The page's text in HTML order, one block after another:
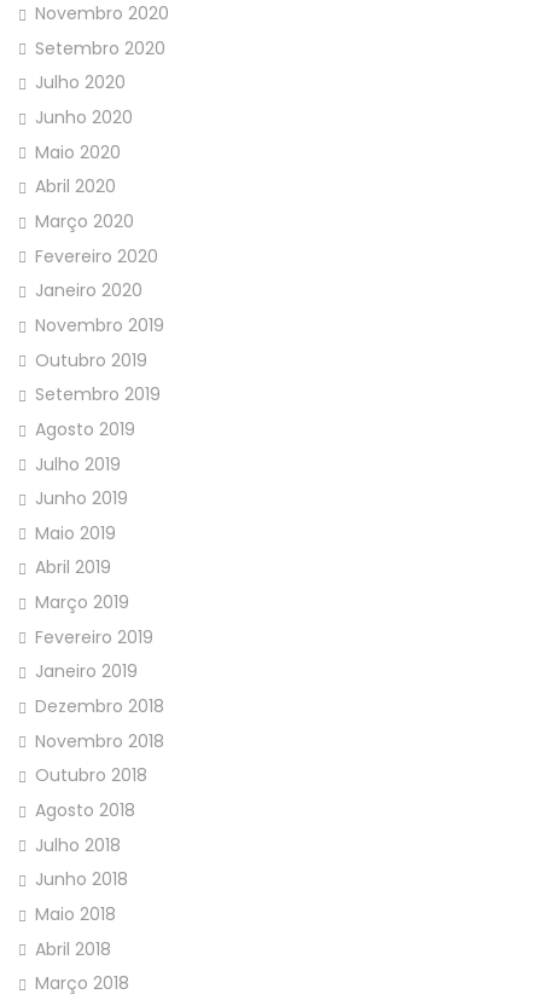
Novembro 2020
Setembro 2020
Julho 2020
Junho 2020
Maio 2020
Abril 2020
Março 2020
Fevereiro 2020
Janeiro 2020
Novembro 2019
Outubro 2019
Setembro 2019
Agosto 2019
Julho 2019
Junho 2019
Maio 2019
Abril 2019
Março 2019
Fevereiro 2019
Janeiro 2019
Dezembro 2018
Novembro 2018
Outubro 2018
Agosto 2018
Julho 2018
Junho 2018
Maio 2018
Abril 2018
Março 2018